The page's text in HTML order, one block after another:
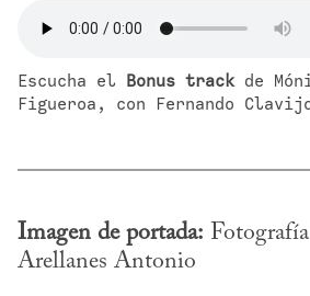
Escucha el Bonus track de
Figueroa, con Fernando
Imagen de portada:
Arellanes Antonio